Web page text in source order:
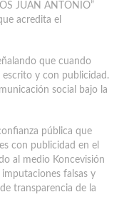
JUAN ANTONIO”
acredita el
que cuando
y con publicidad.
social bajo la
pública que
con publicidad en el
al medio Koncevisión
falsas y
transparencia de la